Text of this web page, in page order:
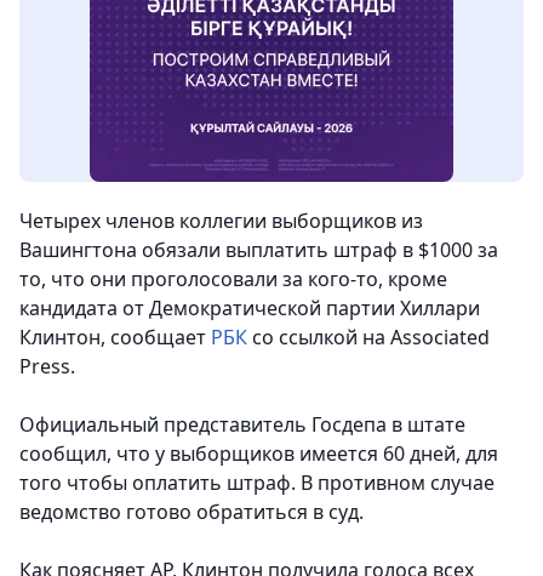
Четырех членов коллегии выборщиков из
Вашингтона обязали выплатить штраф в $1000 за
то, что они проголосовали за кого-то, кроме
кандидата от Демократической партии Хиллари
Клинтон, сообщает РБКсо ссылкой на Associated
Press.
Официальный представитель Госдепа в штате
сообщил, что у выборщиков имеется 60 дней, для
того чтобы оплатить штраф. В противном случае
ведомство готово обратиться в суд.
Как поясняет AP, Клинтон получила голоса всех